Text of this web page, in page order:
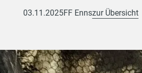
03.11.2025FF Ennszur Übersicht